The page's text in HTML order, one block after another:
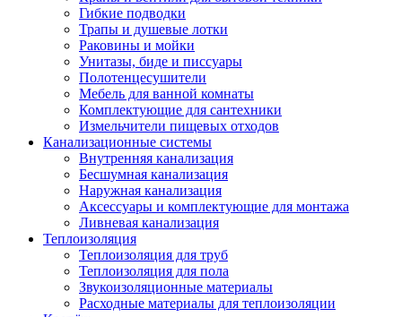
Гибкие подводки
Трапы и душевые лотки
Раковины и мойки
Унитазы, биде и писсуары
Полотенцесушители
Мебель для ванной комнаты
Комплектующие для сантехники
Измельчители пищевых отходов
Канализационные системы
Внутренняя канализация
Бесшумная канализация
Наружная канализация
Аксессуары и комплектующие для монтажа
Ливневая канализация
Теплоизоляция
Теплоизоляция для труб
Теплоизоляция для пола
Звукоизоляционные материалы
Расходные материалы для теплоизоляции